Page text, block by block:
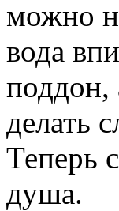
можно
вода
поддон,
делать
Теперь
душа.